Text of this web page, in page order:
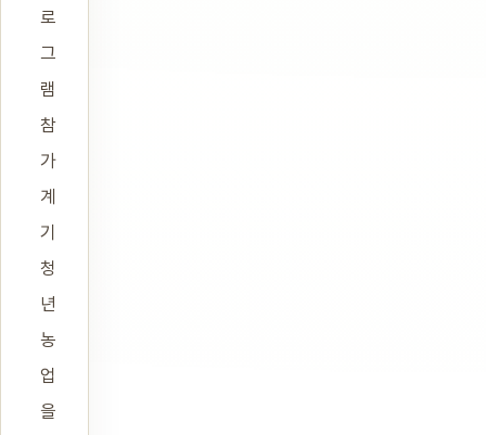
로
그
램
참
가
계
기
청
년
농
업
을